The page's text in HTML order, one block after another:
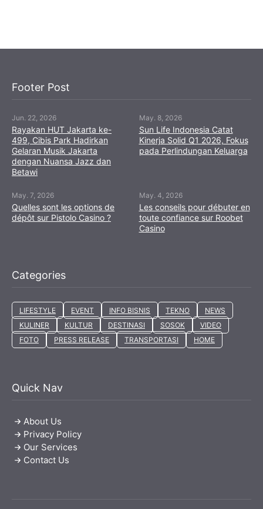
Footer Post
Jun. 22, 2026
Rayakan HUT Jakarta ke-
499, Cibis Park Hadirkan
Gelaran Musik Jakarta
dengan Nuansa Jazz dan
Betawi
May. 8, 2026
Sun Life Indonesia Catat
Kinerja Solid Q1 2026, Fokus
pada Perlindungan Keluarga
May. 7, 2026
Quelles sont les options de
dépôt sur Pistolo Casino ?
May. 4, 2026
Les conseils pour débuter en
toute confiance sur Roobet
Casino
Categories
LIFESTYLE EVENT INFO BISNIS TEKNO
NEWS
KULINER
KULTUR DESTINASI SOSOK
VIDEO
FOTO
PRESS RELEASE TRANSPORTASI HOME
Quick Nav
About Us
Privacy Policy
Our Services
Contact Us